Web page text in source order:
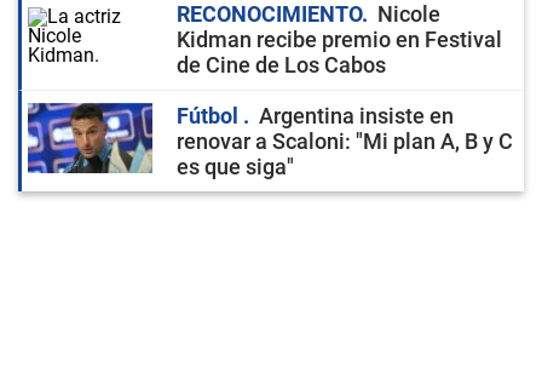
RECONOCIMIENTO
Nicole
Kidman recibe premio en Festival
de Cine de Los Cabos
Fútbol
Argentina insiste en
renovar a Scaloni: "Mi plan A, B y C
es que siga"